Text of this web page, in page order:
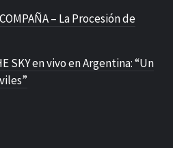
– La Procesión de
SKY en vivo en Argentina: “Un